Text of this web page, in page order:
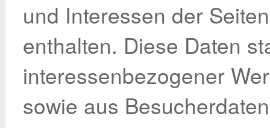
und Interessen der
enthalten. Diese Daten
interessenbezogener
sowie aus